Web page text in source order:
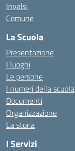
Invalsi
Comune
La Scuola
Presentazione
I luoghi
Le persone
I numeri della scuola
Documenti
Organizzazione
La storia
I Servizi